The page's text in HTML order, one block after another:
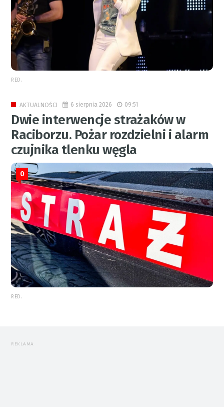
RED.
AKTUALNOŚCI 6 sierpnia 2026 09:51
Dwie interwencje strażaków w
Raciborzu. Pożar rozdzielni i alarm
czujnika tlenku węgla
0
RED.
REKLAMA